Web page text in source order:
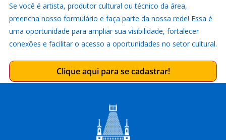
Se você é artista, produtor cultural ou técnico da área,
preencha nosso formulário e faça parte da nossa rede! Essa é
uma oportunidade para ampliar sua visibilidade, fortalecer
conexões e facilitar o acesso a oportunidades no setor cultural.
Clique aqui para se cadastrar!